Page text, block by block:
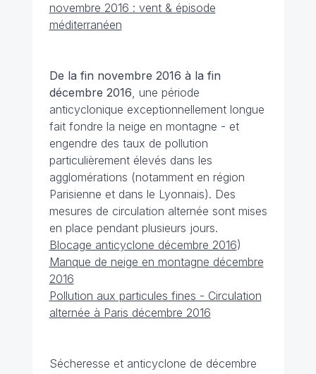
novembre 2016 : vent & épisode
méditerranéen
De la fin novembre 2016 à la fin
décembre 2016, une période
anticyclonique exceptionnellement longue
fait fondre la neige en montagne - et
engendre des taux de pollution
particulièrement élevés dans les
agglomérations (notamment en région
Parisienne et dans le Lyonnais). Des
mesures de circulation alternée sont mises
en place pendant plusieurs jours.
Blocage anticyclone décembre 2016)
Manque de neige en montagne décembre
2016
Pollution aux particules fines - Circulation
alternée à Paris décembre 2016
Sécheresse et anticyclone de décembre